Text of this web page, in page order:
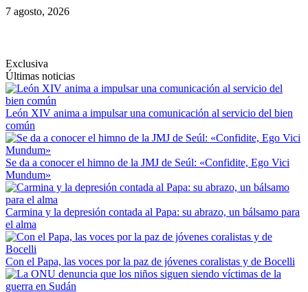
Saltar
7 agosto, 2026
Exclusiva
Últimas noticias
León XIV anima a impulsar una comunicación al servicio del bien
común
Se da a conocer el himno de la JMJ de Seúl: «Confidite, Ego Vici
Mundum»
Carmina y la depresión contada al Papa: su abrazo, un bálsamo para
el alma
Con el Papa, las voces por la paz de jóvenes coralistas y de Bocelli